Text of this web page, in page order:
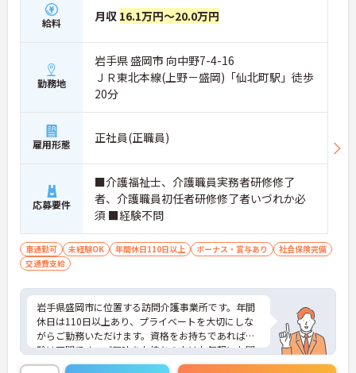
給料 月収 16.1万円～20.0万円
勤務地
岩手県 盛岡市 向中野7-4-16
ＪＲ東北本線(上野－盛岡)「仙北町駅」徒歩
20分
雇用形態 正社員(正職員)
応募要件
■介護福祉士、介護職員実務者研修修了
者、介護職員初任者研修修了者いづれか必
須 ■経験不問
車通勤可 未経験OK 年間休日110日以上 ボーナス・賞与あり
社会保険完備
交通費支給
岩手県盛岡市に位置する訪問介護事業所です。年間
休日は110日以上あり、プライベートを大切にしな
がらご勤務いただけます。資格をお持ちであれば経
験は不問です。ご興味をお持ちの方はお気軽にお問
い合わせください。